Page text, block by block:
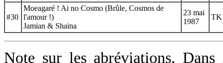
#30
Moeagaré ! Ai no Cosmo (Brûle, Cosmos de
l'amour !)
Jamian & Shaina
23 mai
1987
TK
Note sur les abréviations.